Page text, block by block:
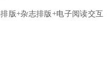
版+杂志排版+电子阅读交互